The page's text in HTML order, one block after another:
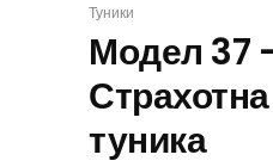
ИЗБЕРИ
Туники
Модел 37
туника